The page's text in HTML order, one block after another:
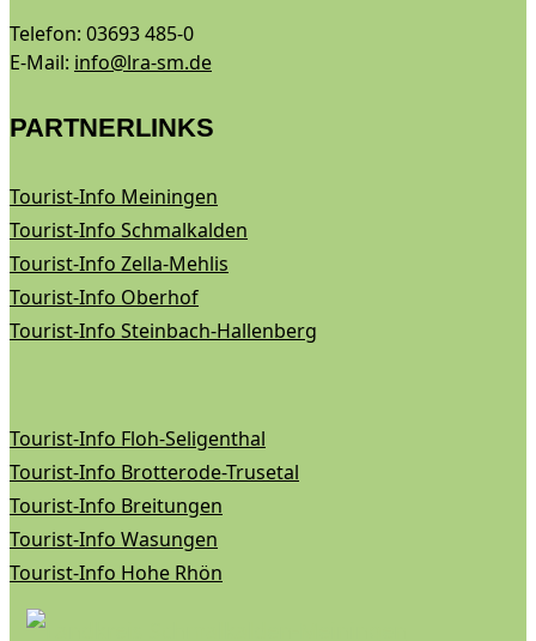
Telefon: 03693 485-0
E-Mail: info@lra-sm.de
PARTNERLINKS
Tourist-Info Meiningen
Tourist-Info Schmalkalden
Tourist-Info Zella-Mehlis
Tourist-Info Oberhof
Tourist-Info Steinbach-Hallenberg
Tourist-Info Floh-Seligenthal
Tourist-Info Brotterode-Trusetal
Tourist-Info Breitungen
Tourist-Info Wasungen
Tourist-Info Hohe Rhön